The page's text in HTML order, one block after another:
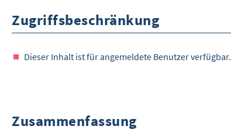
Zugriffsbeschränkung
Dieser Inhalt ist für angemeldete Benutzer verfügbar.
Zusammenfassung